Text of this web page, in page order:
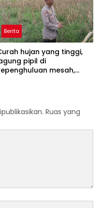
Berita
hujan yang tinggi,
pipil di
mesah,
turun langsung
kelapangan
Ruas yang